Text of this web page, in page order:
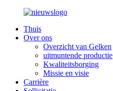
Thuis
Over ons
Overzicht van Gelken
uitmuntende productie
Kwaliteitsborging
Missie en visie
Carrière